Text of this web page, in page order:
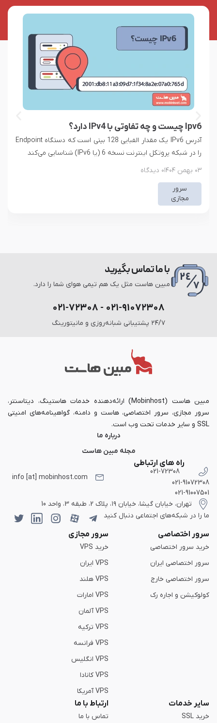
آموزش اتصال دامنه به سرور مجازی
دامنه خریداری شده باید به آدرس IP سرور مجازی شما متصل
شود؛ در این صورت کاربران به‌آسانی با وارد کردن دامنه‌‌تان در
مرورگر…
۱۷ دی ۱۴۰۴
۰ دیدگاه
سرور
با ما تماس بگیرید
مبین هاست مثل یک هم تیمی هوای شما را دارد.
۰۲۱-۹۱۰۷۲۳۰۸ - ۰۲۱-۷۲۳۰۸
۲۴/۷ پشتیبانی شبانه‌روزی و مانیتورینگ
مبین هاست (Mobinhost) ارائه‌دهنده خدمات هاستینگ، دیتاسنتر،
سرور مجازی، سرور اختصاصی، هاست و دامنه، گواهینامه‌های امنیتی
SSL و سایر خدمات تحت وب است.
درباره ما
مجله مبین هاست
راه های ارتباطی
021-72308
021-91072308
021-91007501
info [at] mobinhost.com
تهران، خیابان گیشا، خیابان ۱۹، پلاک 2، طبقه 3، واحد 10
ما را در شبکه‌های اجتماعی دنبال کنید
سرور اختصاصی
خرید سرور اختصاصی
سرور اختصاصی ایران
سرور اختصاصی خارج
کولوکیشن و اجاره رک
سرور مجازی
خرید VPS
VPS ایران
VPS هلند
VPS امارات
VPS آلمان
VPS ترکیه
VPS فرانسه
VPS انگلیس
VPS کانادا
VPS آمریکا
سایر خدمات
خرید SSL
ارتباط با ما
تماس با ما